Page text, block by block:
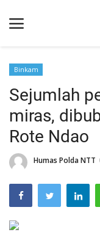
Beranda
Binkam
Terms & Conditions
Reskrim
Lantas
Polisi Kita
Mitra Polisi
Binkam
Sejumlah
miras,
Rote Ndao
Humas Polda NTT